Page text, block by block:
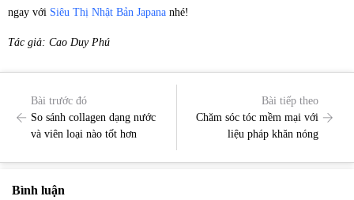
ngay với Siêu Thị Nhật Bản Japana nhé!
Tác giả: Cao Duy Phú
Bài trước đó
So sánh collagen dạng nước
và viên loại nào tốt hơn
Bài tiếp theo
Chăm sóc tóc mềm mại với
liệu pháp khăn nóng
Bình luận